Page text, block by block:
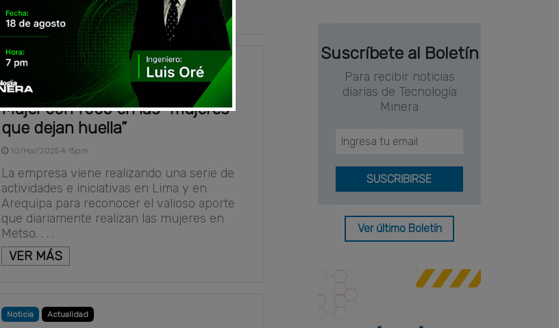
Noticia Actualidad
Metso conmemora el Mes de la
Mujer con foco en las “mujeres
que dejan huella”
10/Mar/2025 4:15pm
La empresa viene realizando una serie de
actividades e iniciativas en Lima y en
Arequipa para reconocer el valioso aporte
que diariamente realizan las mujeres en
Metso. . . .
VER MÁS
Noticia Actualidad
Suscríbete al Boletín
Para recibir noticias
diarias de Tecnología
Minera
Ver último Boletín